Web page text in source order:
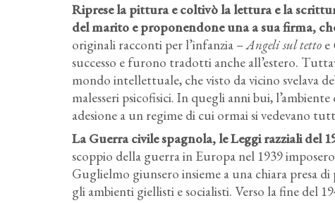
Riprese la pittura e coltivò la lettura e la
del marito e proponendone una a sua firma,
originali racconti per l’infanzia –Angeli sul tetto e
successo e furono tradotti anche all’estero.
mondo intellettuale, che visto da vicino svelava
malesseri psicofisici. In quegli anni bui,
adesione a un regime di cui ormai si vedevano
La Guerra civile spagnola, le Leggi razziali del
scoppio della guerra in Europa nel 1939
Guglielmo giunsero insieme a una chiara presa
gli ambienti giellisti e socialisti. Verso la fine del